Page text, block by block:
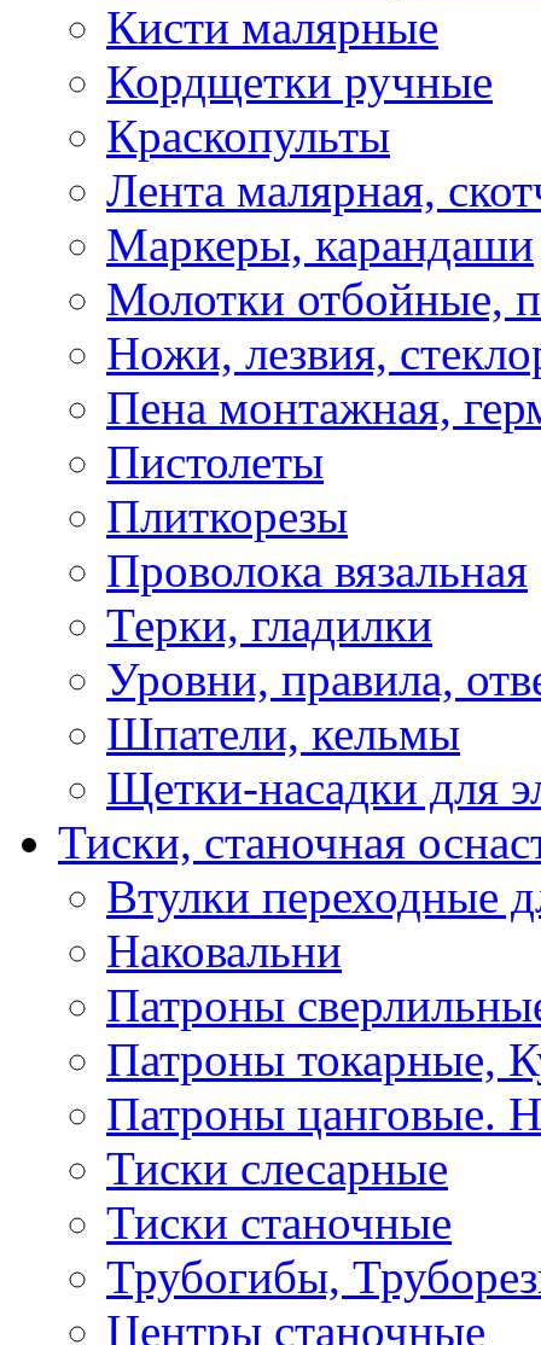
Кисти малярные
Кордщетки ручные
Краскопульты
Лента малярная,
Маркеры, карандаши
Молотки отбойные,
Ножи, лезвия,
Пена монтажная,
Пистолеты
Плиткорезы
Проволока вязальная
Терки, гладилки
Уровни, правила,
Шпатели, кельмы
Щетки-насадки для
Тиски, станочная
Втулки переходные
Наковальни
Патроны
Патроны токарные,
Патроны цанговые.
Тиски слесарные
Тиски станочные
Трубогибы,
Центры станочные